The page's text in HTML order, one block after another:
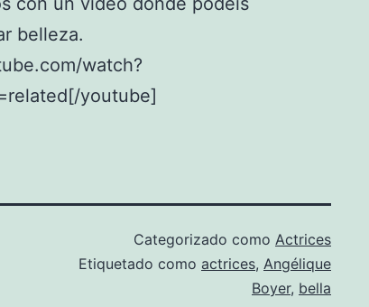
belleza.
watch?
youtube]
Categorizado como Actrices
Etiquetado como actrices, Angélique
Boyer, bella